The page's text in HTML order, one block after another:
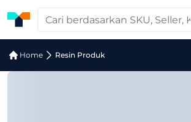
Home Resin Produk
Pencarian Produk